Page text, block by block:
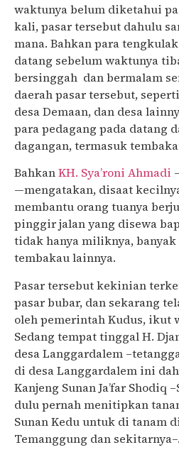
waktunya belum diketahui
kali, pasar tersebut dahulu
mana. Bahkan para
datang sebelum waktunya
bersinggah dan bermalam
daerah pasar tersebut,
desa Demaan, dan desa
para pedagang pada datang
dagangan, termasuk
BahkanKH. Sya’roni Ahmadi
—mengatakan, disaat
membantu orang tuanya
pinggir jalan yang disewa
tidak hanya miliknya,
tembakau lainnya.
Pasar tersebut kekinian
pasar bubar, dan sekarang
oleh pemerintah Kudus, ikut
Sedang tempat tinggal H.
desa Langgardalem
di desa Langgardalem ini
Kanjeng Sunan Ja’far Shodiq
dulu pernah menitipkan
Sunan Kedu untuk di tanam
Temanggung dan sekitarnya–.